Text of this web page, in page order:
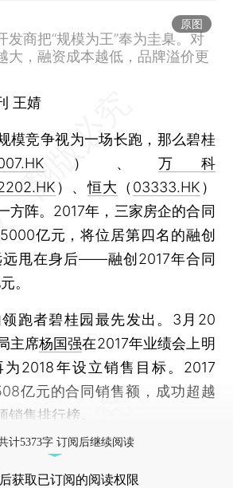
原图
发商把“规模为王”奉为圭臬。对
大，融资成本越低，品牌溢价更
王婧
竞争视为一场长跑，那么碧桂
）、万科
）、恒大 （ 03333.HK ）
方阵。2017年，三家房企的合同
亿元，将位居第四名的融创
远甩在身后——融创2017年合同
。
者碧桂园最先发出。3月20
主席杨国强在2017年业绩会上明
2018年设立销售目标。2017
亿元的合同销售额，成功超越
售排行榜。
计5373字 订阅后继续阅读
后获取已订阅的阅读权限